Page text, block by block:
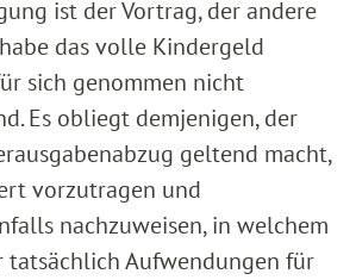
ist der Vortrag, der andere
das volle Kindergeld
sich genommen nicht
Es obliegt demjenigen, der
geltend macht,
vorzutragen und
nachzuweisen, in welchem
tatsächlich Aufwendungen für